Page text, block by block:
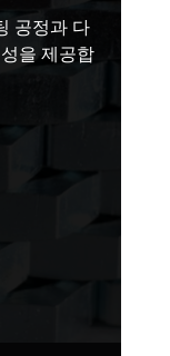
공정과 다
을 제공합